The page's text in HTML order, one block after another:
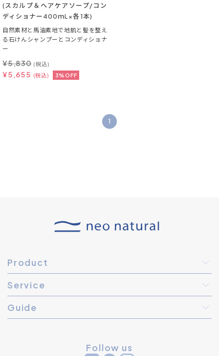
(スカルプ＆ヘアケアソープ/コン
ディショナー400ｍL×各1本)
自然素材と馬油素地で地肌と髪を整え
る石けんシャンプーとコンディショナ
ー
¥5,655 (税込) 3%OFF
¥5,830 (税込)
1
Product
Service
Guide
Follow us